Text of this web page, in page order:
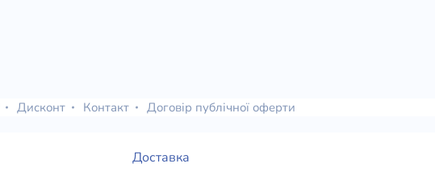
Дисконт Контакт Договір публічної оферти
Доставка